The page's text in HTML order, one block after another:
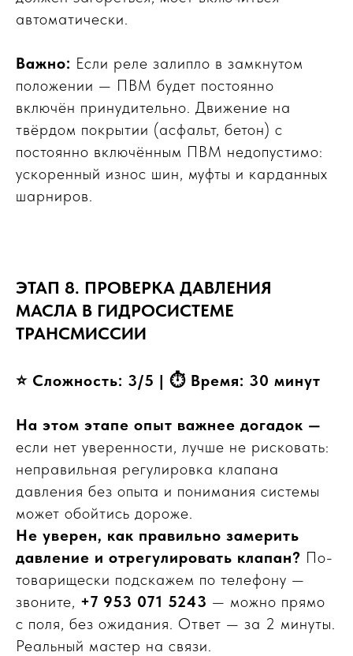
автоматически.
Важно: Если реле залипло в замкнутом
положении — ПВМ будет постоянно
включён принудительно. Движение на
твёрдом покрытии (асфальт, бетон) с
постоянно включённым ПВМ недопустимо:
ускоренный износ шин, муфты и карданных
шарниров.
ЭТАП 8. ПРОВЕРКА ДАВЛЕНИЯ
МАСЛА В ГИДРОСИСТЕМЕ
ТРАНСМИССИИ
⭐ Сложность: 3/5 | ⏱ Время: 30 минут
На этом этапе опыт важнее догадок —
если нет уверенности, лучше не рисковать:
неправильная регулировка клапана
давления без опыта и понимания системы
может обойтись дороже.
Не уверен, как правильно замерить
давление и отрегулировать клапан? По-
товарищески подскажем по телефону —
звоните, +7 953 071 5243 — можно прямо
с поля, без ожидания. Ответ — за 2 минуты.
Реальный мастер на связи.